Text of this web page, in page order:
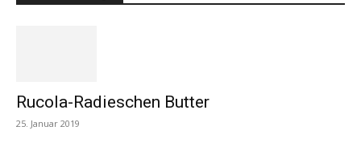
Rucola-Radieschen Butter
25. Januar 2019